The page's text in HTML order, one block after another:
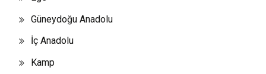
Güneydoğu Anadolu
İç Anadolu
Kamp